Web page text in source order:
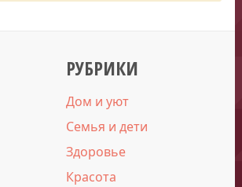
РУБРИКИ
Дом и уют
Семья и дети
Здоровье
Красота